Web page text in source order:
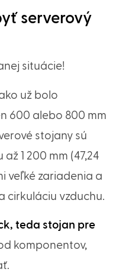
serverový
situácie!
už bolo
600 alebo 800 mm
stojany sú
1 200 mm (47,24
veľké zariadenia a
cirkuláciu vzduchu.
teda stojan pre
komponentov,